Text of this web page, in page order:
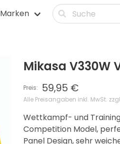
Tischtennisbälle
Volleybälle
Marken
Mikasa
Preis: 59,95 €
Alle Preisangaben inkl. MwSt.
Wettkampf- und
Competition Model,
Panel Design, sehr